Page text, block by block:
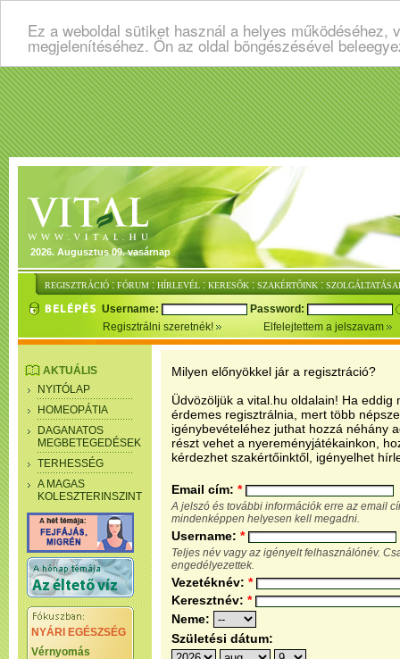
Ez a weboldal sütiket használ a helyes
megjelenítéséhez. Ön az oldal böngészésével
2026. Augusztus 09. vasárnap
REGISZTRÁCIÓ : FÓRUM : HÍRLEVÉL : KERESŐK : SZAKÉRTŐINK :
Username:
Password:
Regisztrálni szeretnék!
Elfelejtettem a jelszavam
AKTUÁLIS
NYITÓLAP
HOMEOPÁTIA
DAGANATOS
MEGBETEGEDÉSEK
TERHESSÉG
A MAGAS
KOLESZTERINSZINT
NYÁRI EGÉSZSÉG
Vérnyomás
Milyen előnyökkel jár a regisztráció?
Üdvözöljük a vital.hu oldalain! Ha eddig
érdemes regisztrálnia, mert több
igénybevételéhez juthat hozzá néhány
részt vehet a nyereményjátékainkon,
kérdezhet szakértőinktől, igényelhet
Email cím: *
A jelszó és további információk erre az email
mindenképpen helyesen kell megadni.
Username: *
Teljes név vagy az igényelt felhasználónév.
engedélyezettek.
Vezetéknév: *
Keresztnév: *
Neme:
Születési dátum: